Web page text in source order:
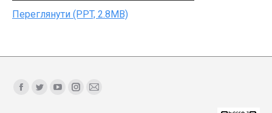
Переглянути (PPT, 2.8MB)
Find us on:
Facebook
TwitterYouTube
Instagram
Mail